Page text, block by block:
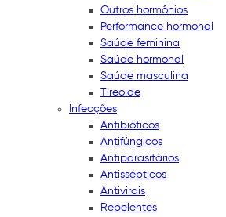
Outros hormônios
Performance hormonal
Saúde feminina
Saúde hormonal
Saúde masculina
Tireoide
Infecções
Antibióticos
Antifúngicos
Antiparasitários
Antissépticos
Antivirais
Repelentes